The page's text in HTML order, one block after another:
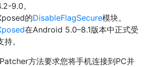
⁠9.0。
的DisableFlagSecure模块。
在Android 5.0⁠–⁠8.1版本中正式受
持。
方法要求您将手机连接到PC并